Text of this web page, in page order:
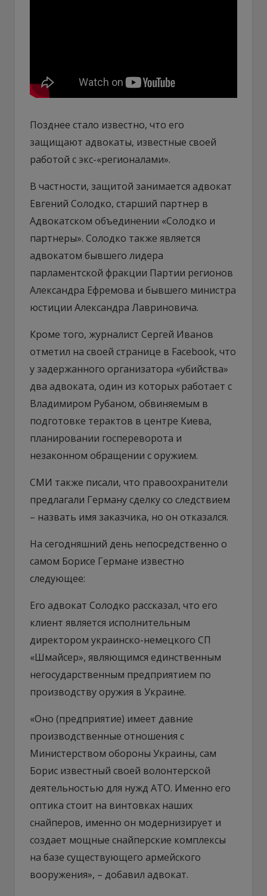
Позднее стало известно, что его
защищают адвокаты, известные своей
работой с экс-«регионалами».
В частности, защитой занимается адвокат
Евгений Солодко, старший партнер в
Адвокатском объединении «Солодко и
партнеры». Солодко также является
адвокатом бывшего лидера
парламентской фракции Партии регионов
Александра Ефремова и бывшего министра
юстиции Александра Лавриновича.
Кроме того, журналист Сергей Иванов
отметил на своей странице в Facebook, что
у задержанного организатора «убийства»
два адвоката, один из которых работает с
Владимиром Рубаном, обвиняемым в
подготовке терактов в центре Киева,
планировании госпереворота и
незаконном обращении с оружием.
СМИ также писали, что правоохранители
предлагали Герману сделку со следствием
– назвать имя заказчика, но он отказался.
На сегодняшний день непосредственно о
самом Борисе Германе известно
следующее:
Его адвокат Солодко рассказал, что его
клиент является исполнительным
директором украинско-немецкого СП
«Шмайсер», являющимся единственным
негосударственным предприятием по
производству оружия в Украине.
«Оно (предприятие) имеет давние
производственные отношения с
Министерством обороны Украины, сам
Борис известный своей волонтерской
деятельностью для нужд АТО. Именно его
оптика стоит на винтовках наших
снайперов, именно он модернизирует и
создает мощные снайперские комплексы
на базе существующего армейского
вооружения», – добавил адвокат.